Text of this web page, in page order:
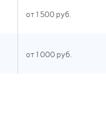
от1 500 руб.
от1 000 руб.